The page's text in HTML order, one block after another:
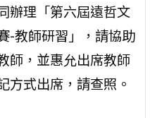
辦理「第六屆遠哲文
-教師研習」，請協助
師，並惠允出席教師
方式出席，請查照。